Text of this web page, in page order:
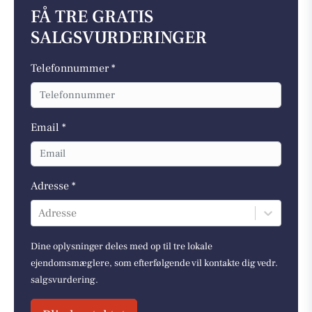
FÅ TRE GRATIS
SALGSVURDERINGER
Telefonnummer *
Email *
Adresse *
Adresse
Dine oplysninger deles med op til tre lokale
ejendomsmæglere, som efterfølgende vil kontakte dig vedr.
salgsvurdering.